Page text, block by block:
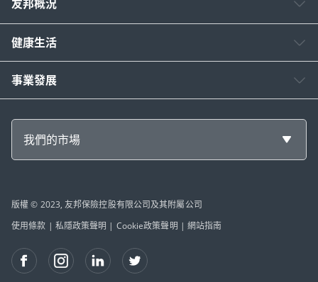
友邦概況
健康生活
事業發展
我們的市場
版權 © 2023, 友邦保險控股有限公司及其附屬公司
使用條款 | 私隱政策聲明 | Cookie政策聲明 | 網站指南